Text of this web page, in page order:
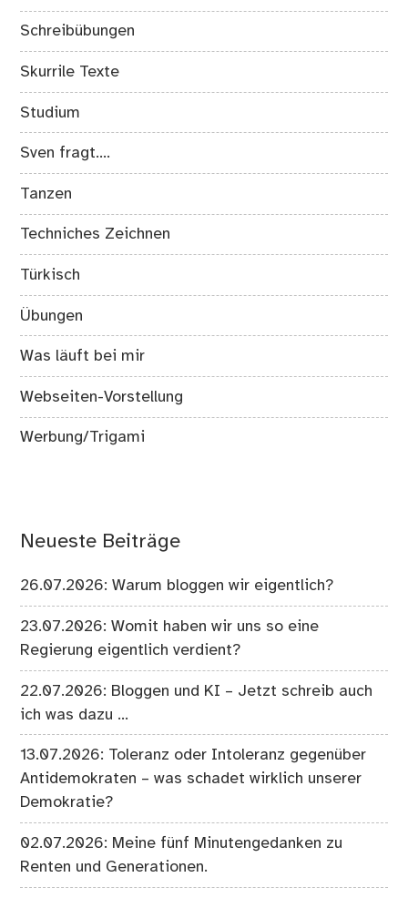
Schreibübungen
Skurrile Texte
Studium
Sven fragt….
Tanzen
Techniches Zeichnen
Türkisch
Übungen
Was läuft bei mir
Webseiten-Vorstellung
Werbung/Trigami
Neueste Beiträge
26.07.2026: Warum bloggen wir eigentlich?
23.07.2026: Womit haben wir uns so eine
Regierung eigentlich verdient?
22.07.2026: Bloggen und KI – Jetzt schreib auch
ich was dazu …
13.07.2026: Toleranz oder Intoleranz gegenüber
Antidemokraten – was schadet wirklich unserer
Demokratie?
02.07.2026: Meine fünf Minutengedanken zu
Renten und Generationen.